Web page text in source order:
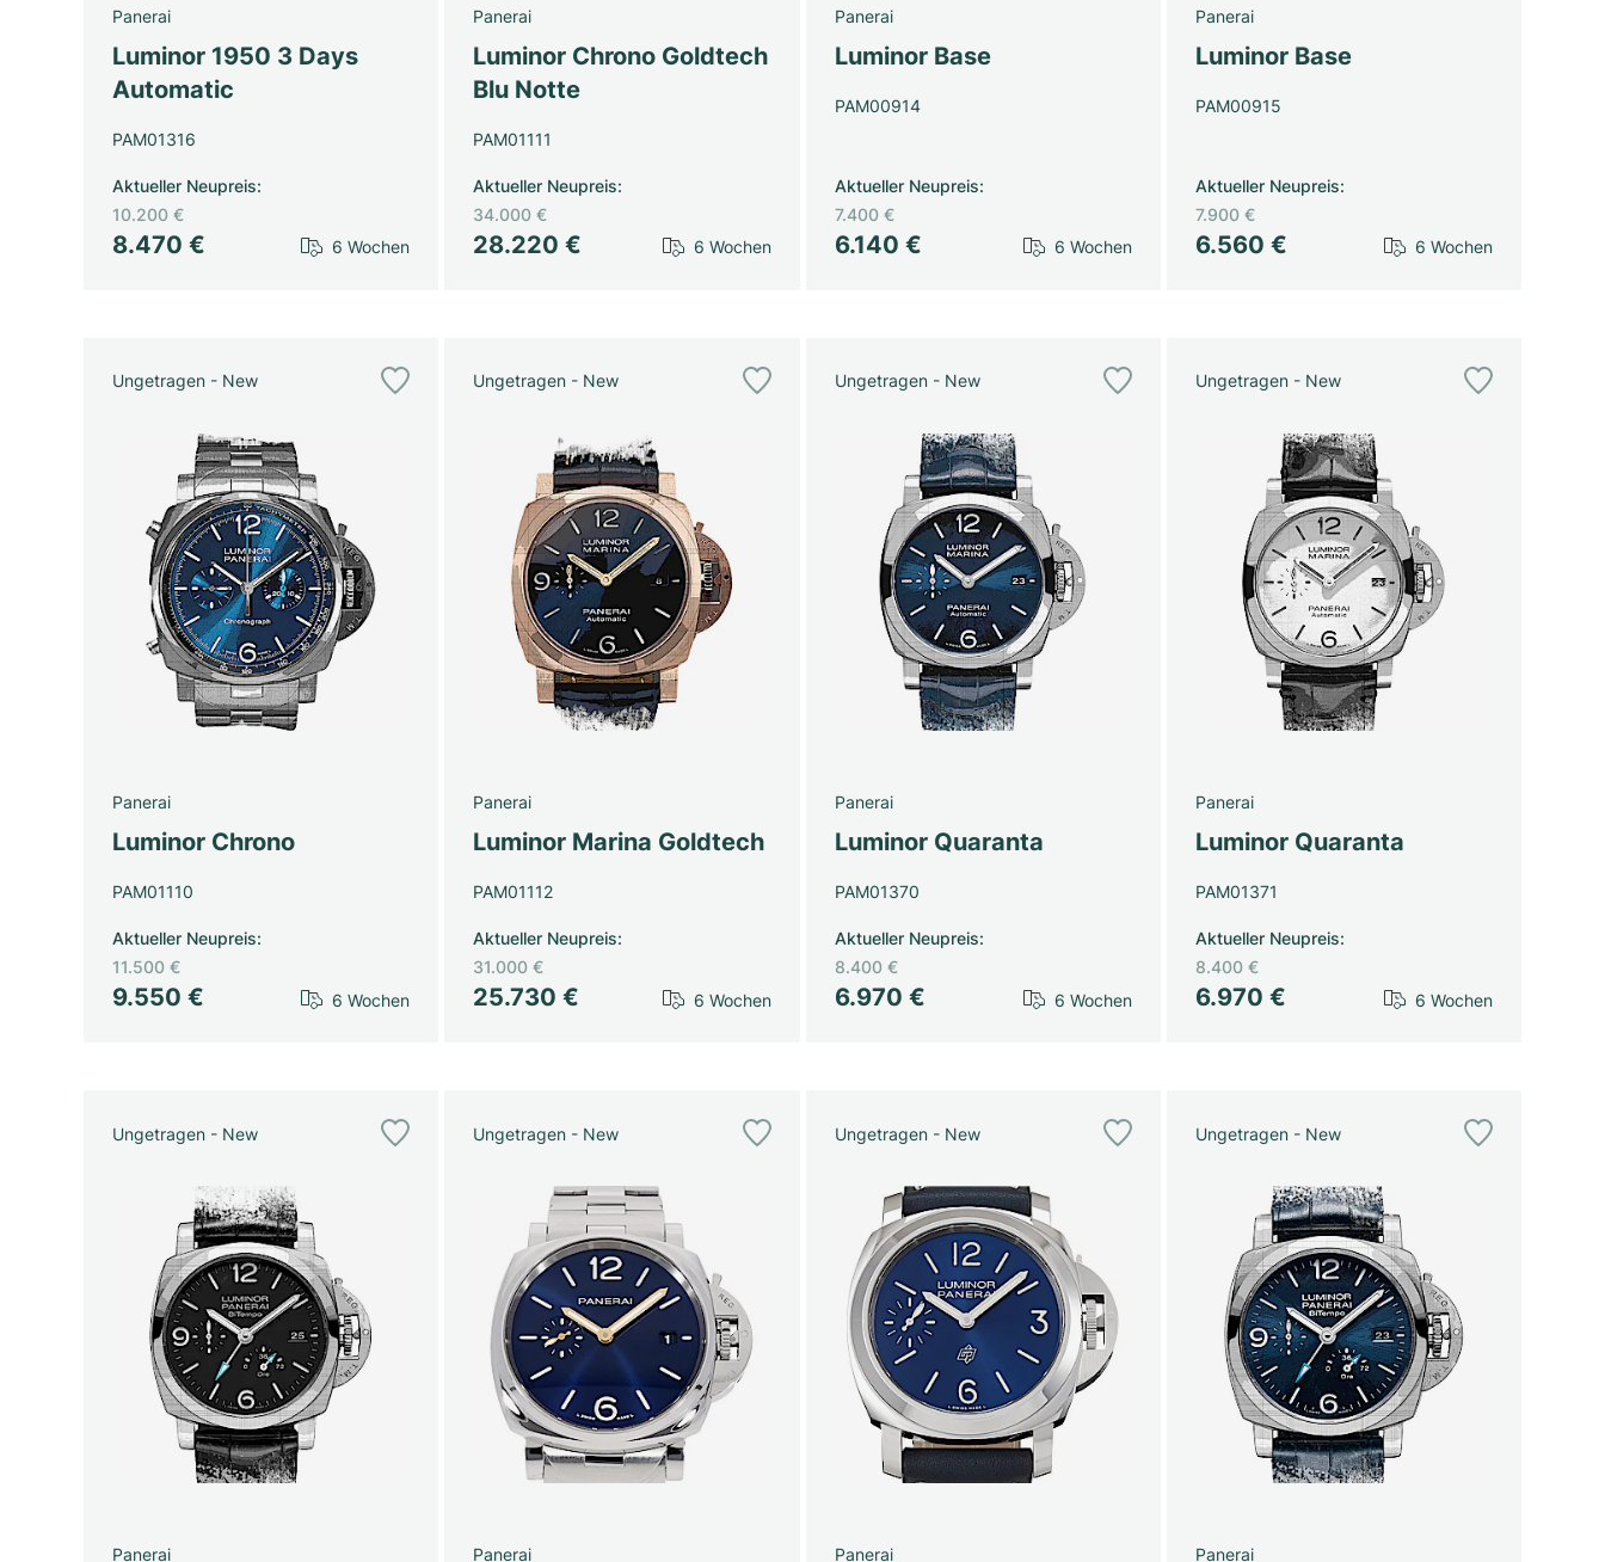
Panerai
Luminor 1950 3 Days
Automatic
PAM01316
8.470 €
Aktueller Neupreis:
10.200 €
6 Wochen
Panerai
Luminor Chrono Goldtech
Blu Notte
PAM01111
28.220 €
Aktueller Neupreis:
34.000 €
6 Wochen
Panerai
Luminor Base
PAM00914
6.140 €
Aktueller Neupreis:
7.400 €
6 Wochen
Panerai
Luminor Base
PAM00915
6.560 €
Aktueller Neupreis:
7.900 €
6 Wochen
Ungetragen - New
Panerai
Luminor Chrono
PAM01110
9.550 €
Aktueller Neupreis:
11.500 €
6 Wochen
Ungetragen - New
Panerai
Luminor Marina Goldtech
PAM01112
25.730 €
Aktueller Neupreis:
31.000 €
6 Wochen
Ungetragen - New
Panerai
Luminor Quaranta
PAM01370
6.970 €
Aktueller Neupreis:
8.400 €
6 Wochen
Ungetragen - New
Panerai
Luminor Quaranta
PAM01371
6.970 €
Aktueller Neupreis:
8.400 €
6 Wochen
Ungetragen - New
Panerai
Ungetragen - New
Panerai
Ungetragen - New
Panerai
Ungetragen - New
Panerai